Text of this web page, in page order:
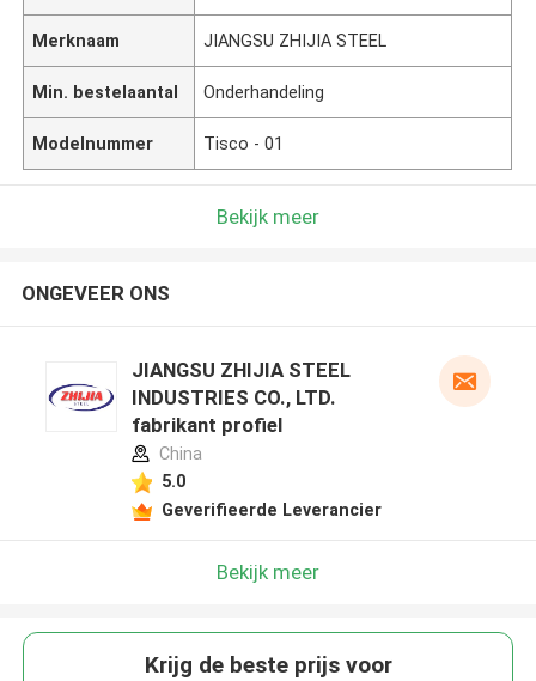
Merknaam JIANGSU ZHIJIA STEEL
Min. bestelaantal Onderhandeling
Modelnummer Tisco - 01
Bekijk meer
ONGEVEER ONS
JIANGSU ZHIJIA STEEL
INDUSTRIES CO., LTD.
fabrikant profiel
China
5.0
Geverifieerde Leverancier
Bekijk meer
Krijg de beste prijs voor